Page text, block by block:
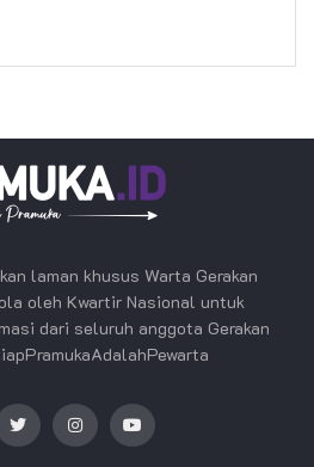
laman khusus Warta Gerakan
oleh Kwartir Nasional untuk
dari seluruh anggota Gerakan